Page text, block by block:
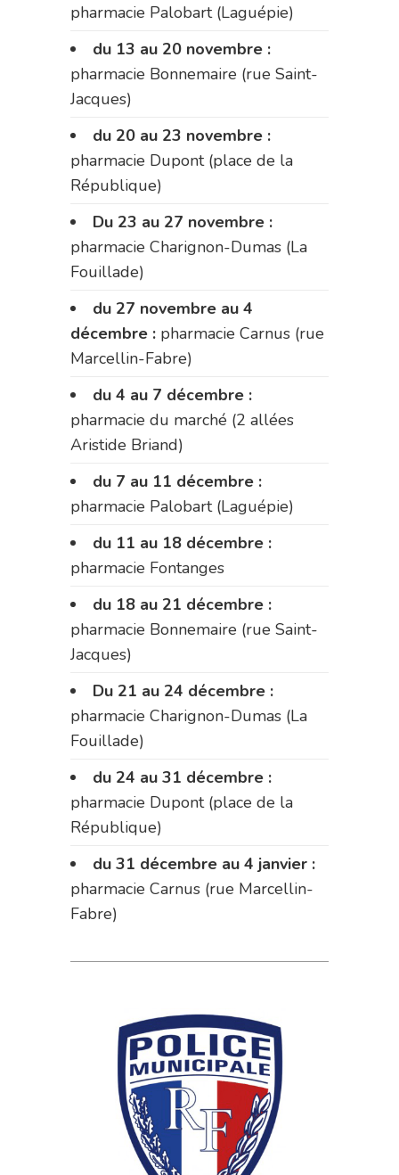
pharmacie Palobart (Laguépie)
du 13 au 20 novembre :
pharmacie Bonnemaire (rue Saint-
Jacques)
du 20 au 23 novembre :
pharmacie Dupont (place de la
République)
Du 23 au 27 novembre :
pharmacie Charignon-Dumas (La
Fouillade)
du 27 novembre au 4
décembre : pharmacie Carnus (rue
Marcellin-Fabre)
du 4 au 7 décembre :
pharmacie du marché (2 allées
Aristide Briand)
du 7 au 11 décembre :
pharmacie Palobart (Laguépie)
du 11 au 18 décembre :
pharmacie Fontanges
du 18 au 21 décembre :
pharmacie Bonnemaire (rue Saint-
Jacques)
Du 21 au 24 décembre :
pharmacie Charignon-Dumas (La
Fouillade)
du 24 au 31 décembre :
pharmacie Dupont (place de la
République)
du 31 décembre au 4 janvier :
pharmacie Carnus (rue Marcellin-
Fabre)